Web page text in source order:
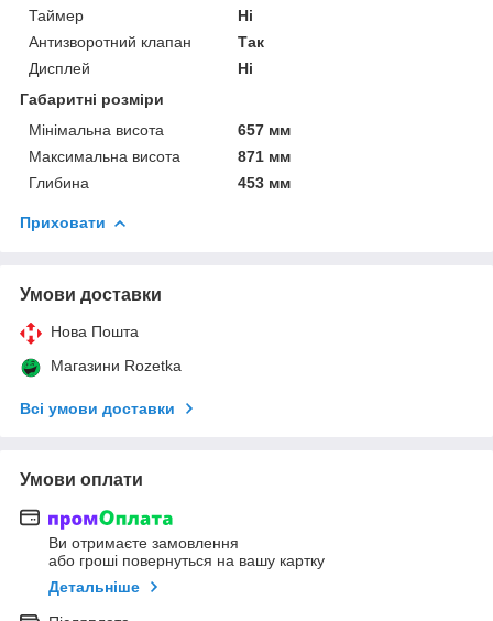
Таймер
Ні
Антизворотний клапан
Так
Дисплей
Ні
Габаритні розміри
Мінімальна висота
657 мм
Максимальна висота
871 мм
Глибина
453 мм
Приховати
Умови доставки
Нова Пошта
Магазини Rozetka
Всі умови доставки
Умови оплати
Ви отримаєте замовлення
або гроші повернуться на вашу картку
Детальніше